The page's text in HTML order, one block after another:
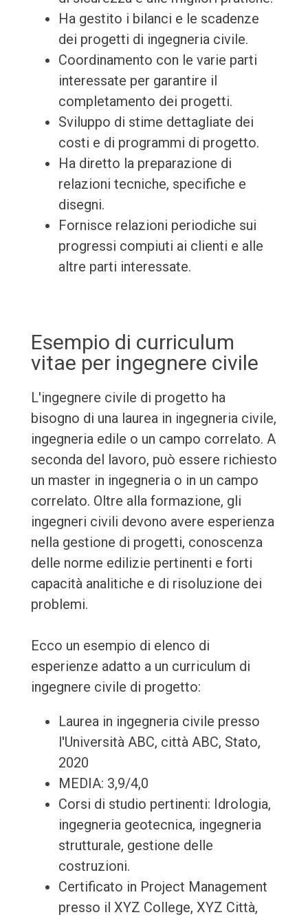
Ha gestito i bilanci e le scadenze
dei progetti di ingegneria civile.
Coordinamento con le varie parti
interessate per garantire il
completamento dei progetti.
Sviluppo di stime dettagliate dei
costi e di programmi di progetto.
Ha diretto la preparazione di
relazioni tecniche, specifiche e
disegni.
Fornisce relazioni periodiche sui
progressi compiuti ai clienti e alle
altre parti interessate.
Esempio di curriculum
vitae per ingegnere civile
L'ingegnere civile di progetto ha
bisogno di una laurea in ingegneria civile,
ingegneria edile o un campo correlato. A
seconda del lavoro, può essere richiesto
un master in ingegneria o in un campo
correlato. Oltre alla formazione, gli
ingegneri civili devono avere esperienza
nella gestione di progetti, conoscenza
delle norme edilizie pertinenti e forti
capacità analitiche e di risoluzione dei
problemi.
Ecco un esempio di elenco di
esperienze adatto a un curriculum di
ingegnere civile di progetto:
Laurea in ingegneria civile presso
l'Università ABC, città ABC, Stato,
2020
MEDIA: 3,9/4,0
Corsi di studio pertinenti: Idrologia,
ingegneria geotecnica, ingegneria
strutturale, gestione delle
costruzioni.
Certificato in Project Management
presso il XYZ College, XYZ Città,